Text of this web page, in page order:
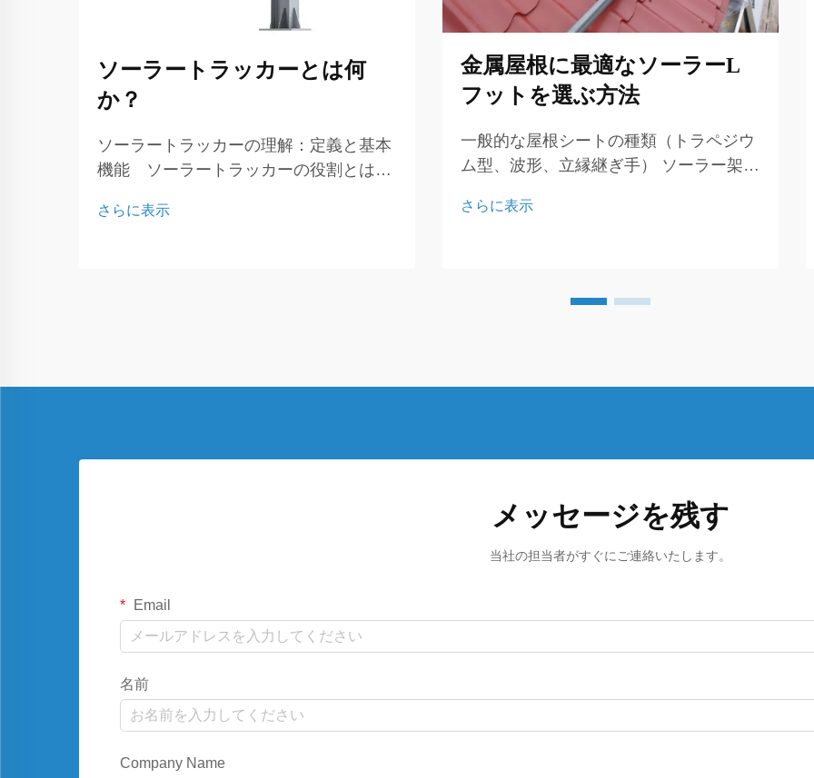
ソーラートラッカーとは何
か？
ソーラートラッカーの理解：定義と基本
機能 ソーラートラッカーの役割とは？
へ向けることで太陽光パネルの性能を最
さらに表示
金属屋根に最適なソーラーL
フットを選ぶ方法
一般的な屋根シートの種類（トラペジウ
ム型、波形、立縁継ぎ手） ソーラー架台
てる際は、屋根シートの形状を理解する
さらに表示
メッセージを残す
当社の担当者がすぐにご連絡いたします。
Email
名前
Company Name